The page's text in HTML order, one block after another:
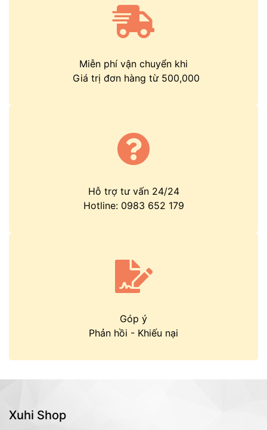
Miễn phí vận chuyển khi
Giá trị đơn hàng từ 500,000
Hỗ trợ tư vấn 24/24
Hotline:0983 652 179
Góp ý
Phản hồi - Khiếu nại
Xuhi Shop